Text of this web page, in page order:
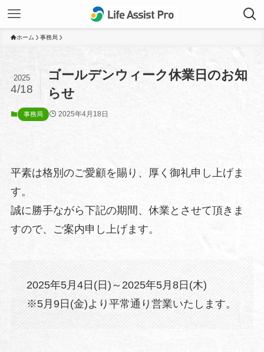
ホーム 事務局
ゴールデンウィーク休業日のお知
らせ
2025
4/18
事務局 2025年4月18日
平素は格別のご愛顧を賜り、厚く御礼申し上げま
す。
誠に勝手ながら下記の期間、休業とさせて頂きま
すので、ご案内申し上げます。
2025年5月4日(日)～2025年5月8日(木)
※5月9日(金)より平常通り営業いたします。